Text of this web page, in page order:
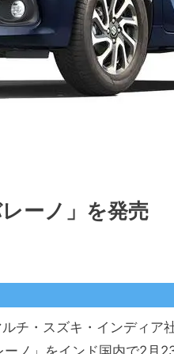
ーノ」を発売
チ・スズキ・インディア
ノ」をインド国内で2月